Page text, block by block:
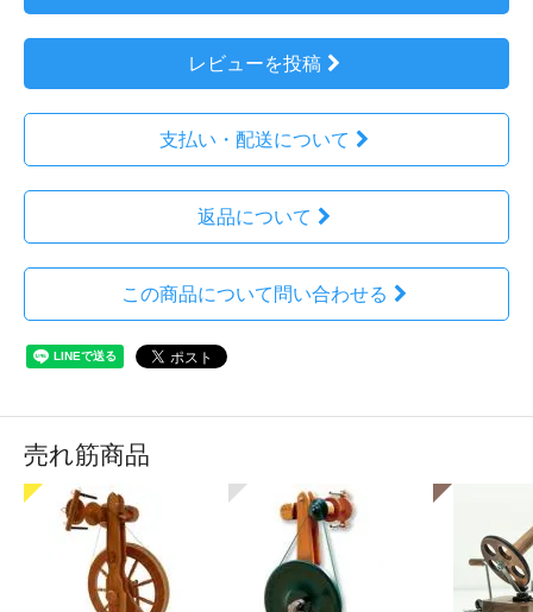
レビューを投稿
支払い・配送について
返品について
この商品について問い合わせる
売れ筋商品